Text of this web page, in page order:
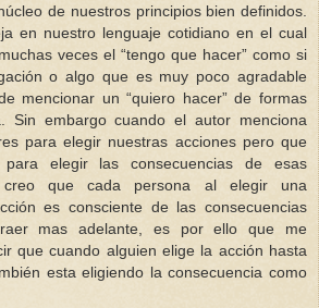
de nuestros principios bien definidos.
en nuestro lenguaje cotidiano en el cual
veces el “tengo que hacer” como si
o algo que es muy poco agradable
mencionar un “quiero hacer” de formas
Sin embargo cuando el autor menciona
para elegir nuestras acciones pero que
elegir las consecuencias de esas
creo que cada persona al elegir una
es consciente de las consecuencias
mas adelante, es por ello que me
que cuando alguien elige la acción hasta
esta eligiendo la consecuencia como